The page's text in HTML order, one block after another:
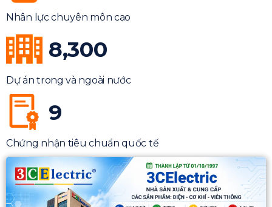
Nhân lực chuyên môn cao
8,300
Dự án trong và ngoài nước
9
Chứng nhận tiêu chuẩn quốc tế